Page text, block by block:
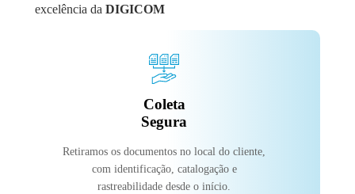
excelência da DIGICOM
Coleta
Segura
Retiramos os documentos no local do cliente,
com identificação, catalogação e
rastreabilidade desde o início.